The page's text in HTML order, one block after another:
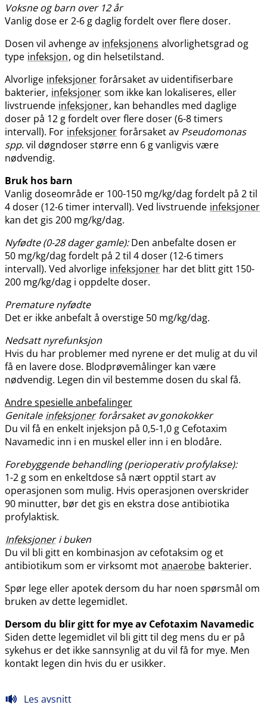
Voksne og barn over 12 år
Vanlig dose er 2-6 g daglig fordelt over flere doser.
Dosen vil avhenge av infeksjonens alvorlighetsgrad og
type infeksjon, og din helsetilstand.
Alvorlige infeksjoner forårsaket av uidentifiserbare
bakterier, infeksjoner som ikke kan lokaliseres, eller
livstruende infeksjoner, kan behandles med daglige
doser på 12 g fordelt over flere doser (6-8 timers
intervall). For infeksjoner forårsaket av Pseudomonas
spp. vil døgndoser større enn 6 g vanligvis være
nødvendig.
Bruk hos barn
Vanlig doseområde er 100-150 mg/kg​/​dag fordelt på 2 til
4 doser (12-6 timer intervall). Ved livstruende infeksjoner
kan det gis 200 mg/kg​/​dag.
Nyfødte (0-28 dager gamle):Den anbefalte dosen er
50 mg/kg​/​dag fordelt på 2 til 4 doser (12-6 timers
intervall). Ved alvorlige infeksjoner har det blitt gitt 150-
200 mg/kg​/​dag i oppdelte doser.
Premature nyfødte
Det er ikke anbefalt å overstige 50 mg/kg​/​dag.
Nedsatt nyrefunksjon
Hvis du har problemer med nyrene er det mulig at du vil
få en lavere dose. Blodprøvemålinger kan være
nødvendig. Legen din vil bestemme dosen du skal få.
Andre spesielle anbefalinger
Genitale infeksjonerforårsaket av gonokokker
Du vil få en enkelt injeksjon på 0,5-1,0 g Cefotaxim
Navamedic inn i en muskel eller inn i en blodåre.
Forebyggende behandling (perioperativ profylakse):
1-2 g som en enkeltdose så nært opptil start av
operasjonen som mulig. Hvis operasjonen overskrider
90 minutter, bør det gis en ekstra dose antibiotika
profylaktisk.
Infeksjoneri buken
Du vil bli gitt en kombinasjon av cefotaksim og et
antibiotikum som er virksomt mot anaerobe bakterier.
Spør lege eller apotek dersom du har noen spørsmål om
bruken av dette legemidlet.
Dersom du blir gitt for mye av Cefotaxim Navamedic
Siden dette legemidlet vil bli gitt til deg mens du er på
sykehus er det ikke sannsynlig at du vil få for mye. Men
kontakt legen din hvis du er usikker.
Les avsnitt